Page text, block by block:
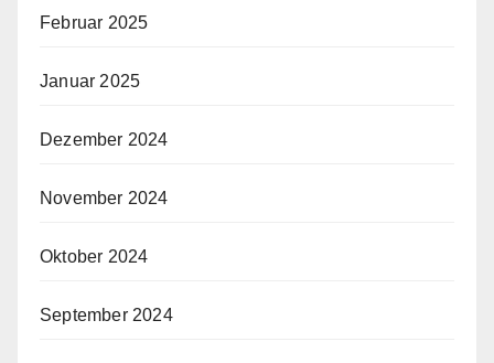
Februar 2025
Januar 2025
Dezember 2024
November 2024
Oktober 2024
September 2024